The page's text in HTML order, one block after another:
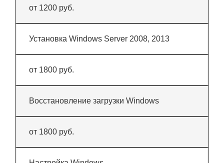
от 1200 руб.
Установка Windows Server 2008, 2013
от 1800 руб.
Восстановление загрузки Windows
от 1800 руб.